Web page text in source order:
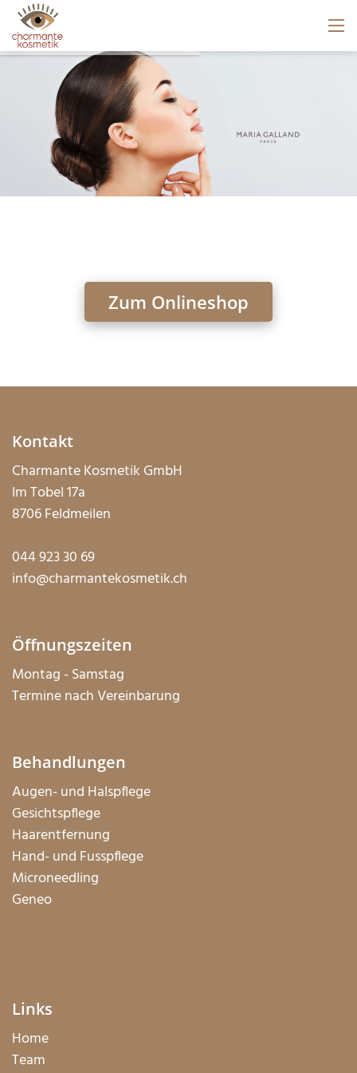
Zum Onlineshop
Kontakt
Charmante Kosmetik GmbH
Im Tobel 17a
8706 Feldmeilen
044 923 30 69
info@charmantekosmetik.ch
Öffnungszeiten
Montag - Samstag
Termine nach Vereinbarung
Behandlungen
Augen- und Halspflege
Gesichtspflege
Haarentfernung
Hand- und Fusspflege
Microneedling
Geneo
Links
Home
Team